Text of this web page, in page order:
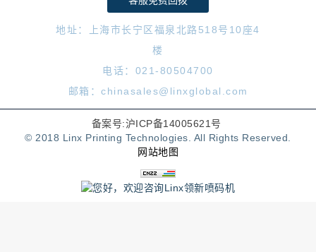
地址：上海市长宁区福泉北路518号10座4
楼
电话：021-80504700
邮箱：chinasales@linxglobal.com
备案号:沪ICP备14005621号
© 2018 Linx Printing Technologies. All Rights Reserved.
网站地图